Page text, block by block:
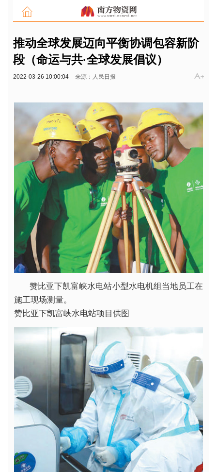
推动全球发展迈向平衡协调包容新阶
段（命运与共·全球发展倡议）
2022-03-26 10:00:04 来源：人民日报
赞比亚下凯富峡水电站小型水电机组当地员工在
施工现场测量。
赞比亚下凯富峡水电站项目供图